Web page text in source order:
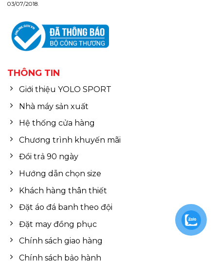
03/07/2018.
THÔNG TIN
Giới thiệu YOLO SPORT
Nhà máy sản xuất
Hệ thống cửa hàng
Chương trình khuyến mãi
Đổi trả 90 ngày
Hướng dẫn chọn size
Khách hàng thân thiết
Đặt áo đá banh theo đội
Đặt may đồng phục
Chính sách giao hàng
Chính sách bảo hành